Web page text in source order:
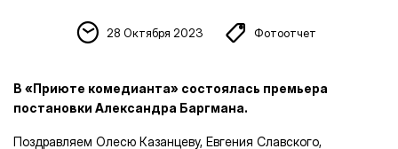
28 Октября 2023 Фотоотчет
В «Приюте комедианта» состоялась премьера
постановки Александра Баргмана.
Поздравляем Олесю Казанцеву, Евгения Славского,